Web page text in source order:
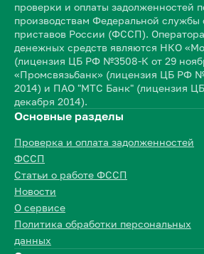
проверки и оплаты задолженностей
производствам Федеральной службы
приставов России (ФССП).
денежных средств являются НКО
(лицензия ЦБ РФ №3508-К от 29
«Промсвязьбанк» (лицензия ЦБ РФ
2014) и ПАО "МТС Банк" (лицензия
декабря 2014).
Основные разделы
Проверка и оплата задолженностей
ФССП
Статьи о работе ФССП
Новости
О сервисе
Политика обработки персональных
данных